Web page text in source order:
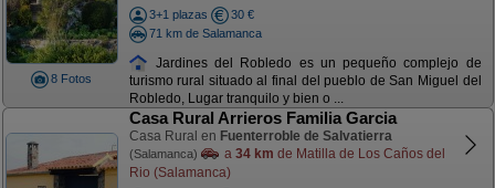
8 Fotos
3+1 plazas
30 €
71 km de Salamanca
Jardines del Robledo es un pequeño complejo de
turismo rural situado al final del pueblo de San Miguel del
Robledo, Lugar tranquilo y bien o ...
Casa Rural Arrieros Familia Garcia
Casa Rural en Fuenterroble de Salvatierra
(Salamanca) a 34 km de Matilla de Los Caños del
Rio (Salamanca)